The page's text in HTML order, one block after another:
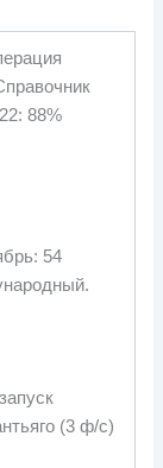
88%
54
(3 ф/с)